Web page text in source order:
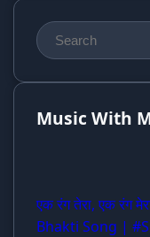
Music With
एक रंग तेरा, एक रंग
Bhakti Song |